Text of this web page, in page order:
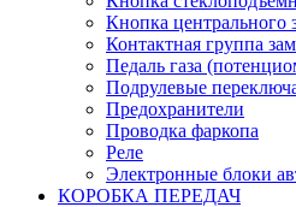
Кнопка центрального
Контактная группа
Педаль газа
Подрулевые
Предохранители
Проводка фаркопа
Реле
Электронные блоки
КОРОБКА ПЕРЕДАЧ